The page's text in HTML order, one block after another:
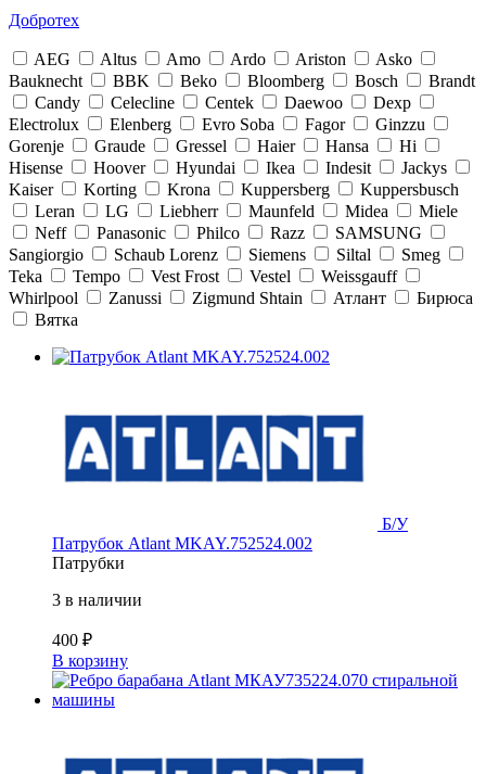
Добротех
AEG Altus Amo Ardo Ariston
Asko
Bauknecht
BBK Beko Bloomberg Bosch
Brandt
Candy
Celecline Centek Daewoo
Dexp
Electrolux
Elenberg Evro Soba Fagor
Ginzzu
Gorenje
Graude Gressel Haier Hansa
Hi
Hisense
Hoover Hyundai Ikea Indesit
Jackys
Kaiser
Korting Krona Kuppersberg
Kuppersbusch
Leran
LG Liebherr Maunfeld Midea
Miele
Neff
Panasonic Philco Razz
SAMSUNG
Sangiorgio
Schaub Lorenz Siemens Siltal
Smeg
Teka
Tempo Vest Frost Vestel
Weissgauff
Whirlpool
Zanussi Zigmund Shtain Атлант
Бирюса
Вятка
Б/У
Патрубок Atlant MKAY.752524.002
Патрубки
3 в наличии
400 ₽
В корзину